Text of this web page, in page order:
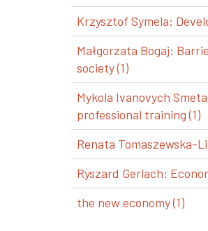
Krzysztof Symela:
Małgorzata Bogaj:
society (1)
Mykola Ivanovych
professional training (1)
Renata Tomaszewska-
Ryszard Gerlach:
the new economy (1)